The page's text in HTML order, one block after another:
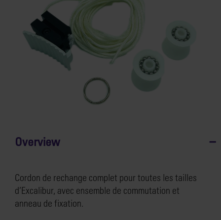
Overview
Cordon de rechange complet pour toutes les tailles
d’Excalibur, avec ensemble de commutation et
anneau de fixation.